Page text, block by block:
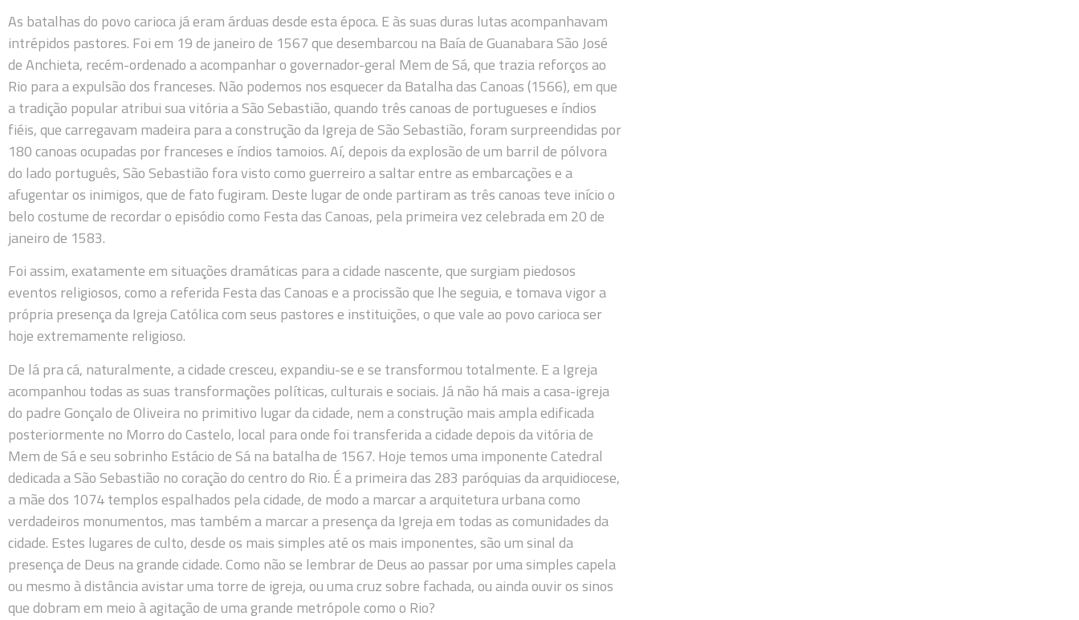
As batalhas do povo carioca já eram árduas desde esta época. E às suas duras lutas acompanhavam
intrépidos pastores. Foi em 19 de janeiro de 1567 que desembarcou na Baía de Guanabara São José
de Anchieta, recém-ordenado a acompanhar o governador-geral Mem de Sá, que trazia reforços ao
Rio para a expulsão dos franceses. Não podemos nos esquecer da Batalha das Canoas (1566), em que
a tradição popular atribui sua vitória a São Sebastião, quando três canoas de portugueses e índios
fiéis, que carregavam madeira para a construção da Igreja de São Sebastião, foram surpreendidas por
180 canoas ocupadas por franceses e índios tamoios. Aí, depois da explosão de um barril de pólvora
do lado português, São Sebastião fora visto como guerreiro a saltar entre as embarcações e a
afugentar os inimigos, que de fato fugiram. Deste lugar de onde partiram as três canoas teve início o
belo costume de recordar o episódio como Festa das Canoas, pela primeira vez celebrada em 20 de
janeiro de 1583.
Foi assim, exatamente em situações dramáticas para a cidade nascente, que surgiam piedosos
eventos religiosos, como a referida Festa das Canoas e a procissão que lhe seguia, e tomava vigor a
própria presença da Igreja Católica com seus pastores e instituições, o que vale ao povo carioca ser
hoje extremamente religioso.
De lá pra cá, naturalmente, a cidade cresceu, expandiu-se e se transformou totalmente. E a Igreja
acompanhou todas as suas transformações políticas, culturais e sociais. Já não há mais a casa-igreja
do padre Gonçalo de Oliveira no primitivo lugar da cidade, nem a construção mais ampla edificada
posteriormente no Morro do Castelo, local para onde foi transferida a cidade depois da vitória de
Mem de Sá e seu sobrinho Estácio de Sá na batalha de 1567. Hoje temos uma imponente Catedral
dedicada a São Sebastião no coração do centro do Rio. É a primeira das 283 paróquias da arquidiocese,
a mãe dos 1074 templos espalhados pela cidade, de modo a marcar a arquitetura urbana como
verdadeiros monumentos, mas também a marcar a presença da Igreja em todas as comunidades da
cidade. Estes lugares de culto, desde os mais simples até os mais imponentes, são um sinal da
presença de Deus na grande cidade. Como não se lembrar de Deus ao passar por uma simples capela
ou mesmo à distância avistar uma torre de igreja, ou uma cruz sobre fachada, ou ainda ouvir os sinos
que dobram em meio à agitação de uma grande metrópole como o Rio?